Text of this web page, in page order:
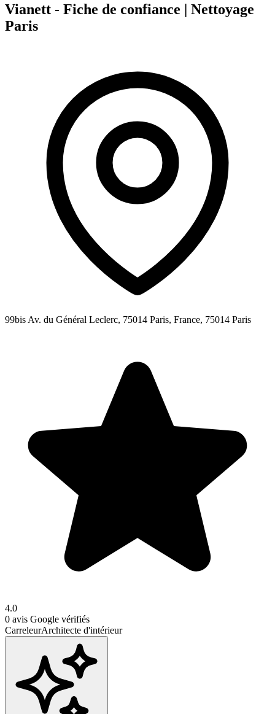
Vianett - Fiche de confiance | Nettoyage
Paris
99bis Av. du Général Leclerc, 75014 Paris, France, 75014 Paris
4.0
0 avis Google vérifiés
CarreleurArchitecte d'intérieur